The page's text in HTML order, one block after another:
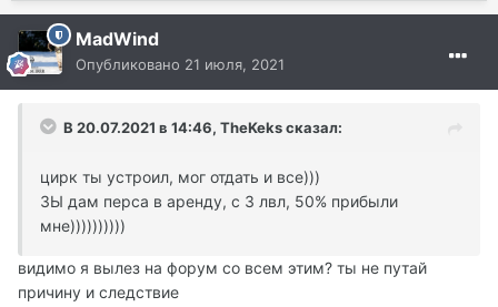
MadWind
Опубликовано 21 июля, 2021
В 20.07.2021 в 14:46, TheKeks сказал:
цирк ты устроил, мог отдать и все)))
ЗЫ дам перса в аренду, с 3 лвл, 50% прибыли
мне))))))))))
видимо я вылез на форум со всем этим? ты не путай
причину и следствие